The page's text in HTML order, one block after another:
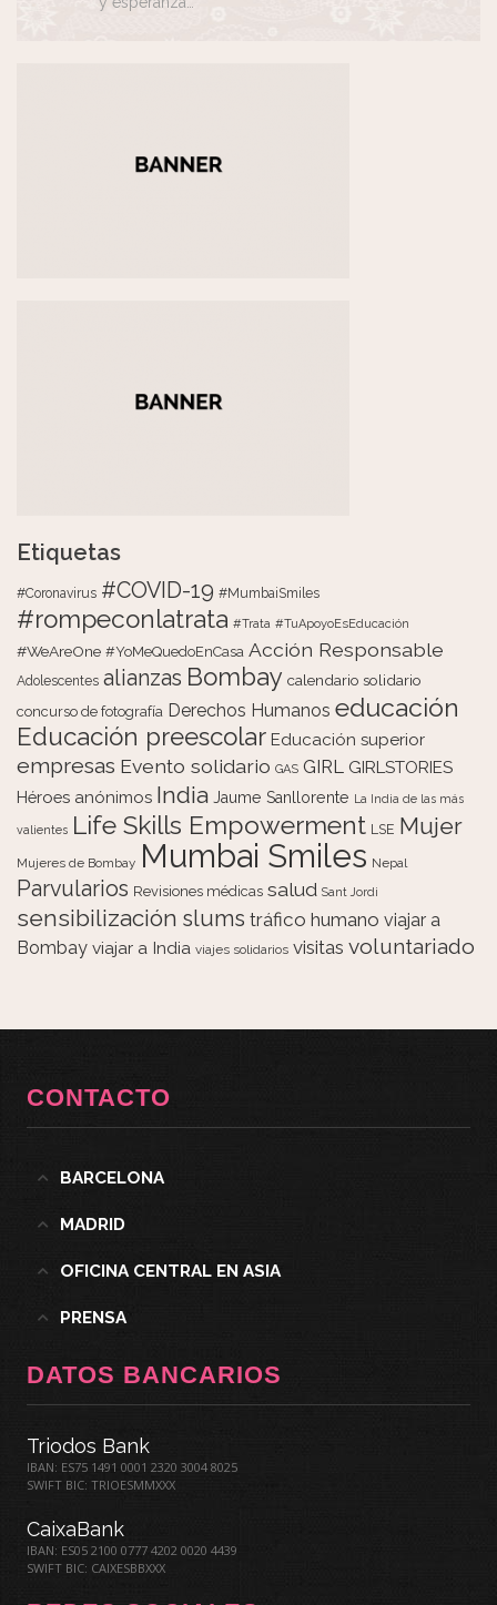
Etiquetas
#Coronavirus #COVID-19 #MumbaiSmiles
#rompeconlatrata #Trata #TuApoyoEsEducación
#WeAreOne #YoMeQuedoEnCasa Acción Responsable
Adolescentes alianzas Bombay calendario solidario
concurso de fotografía Derechos Humanos educación
Educación preescolar Educación superior
empresas Evento solidario GAS GIRL GIRLSTORIES
Héroes anónimos India Jaume Sanllorente La India de las más
valientes Life Skills Empowerment LSE Mujer
Mujeres de Bombay Mumbai Smiles Nepal
Parvularios Revisiones médicas salud Sant Jordi
sensibilización slums tráfico humano viajar a
Bombay viajar a India viajes solidarios visitas voluntariado
CONTACTO
BARCELONA
MADRID
OFICINA CENTRAL EN ASIA
PRENSA
DATOS BANCARIOS
Triodos Bank
IBAN: ES75 1491 0001 2320 3004 8025
SWIFT BIC: TRIOESMMXXX
CaixaBank
IBAN: ES05 2100 0777 4202 0020 4439
SWIFT BIC: CAIXESBBXXX